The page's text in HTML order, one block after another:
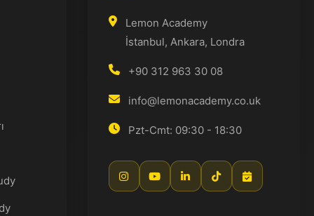
Lemon Academy
İstanbul, Ankara, Londra
+90 312 963 30 08
info@lemonacademy.co.uk
Pzt-Cmt: 09:30 - 18:30